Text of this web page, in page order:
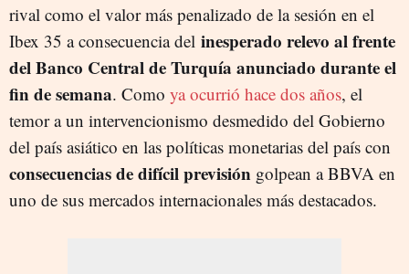
rival como el valor más penalizado de la sesión en el
Ibex 35 a consecuencia del inesperado relevo al frente
del Banco Central de Turquía anunciado durante el
fin de semana. Como ya ocurrió hace dos años, el
temor a un intervencionismo desmedido del Gobierno
del país asiático en las políticas monetarias del país con
consecuencias de difícil previsión golpean a BBVA en
uno de sus mercados internacionales más destacados.